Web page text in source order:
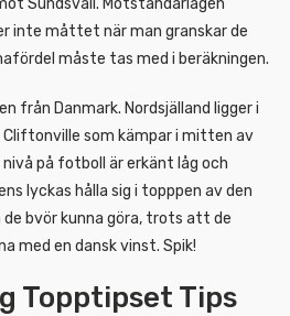
inte måttet när man granskar de
måste tas med i beräkningen.
från Danmark. Nordsjälland ligger i
som kämpar i mitten av
nivå på fotboll är erkänt låg och
lyckas hålla sig i topppen av den
bvör kunna göra, trots att de
med en dansk vinst. Spik!
Topptipset Tips